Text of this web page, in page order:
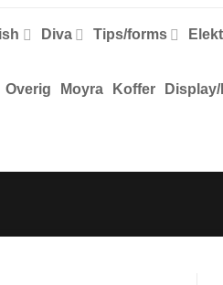
Diva Tips/forms
Overig Moyra Koffer